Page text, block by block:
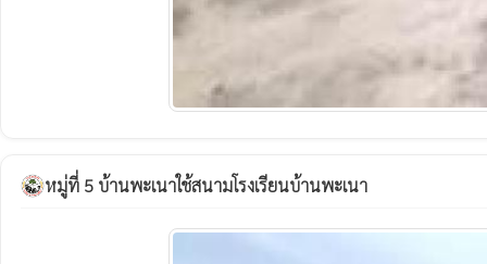
หมู่ที่ 5 บ้านพะเนาใช้สนามโรงเรียนบ้านพะเนา